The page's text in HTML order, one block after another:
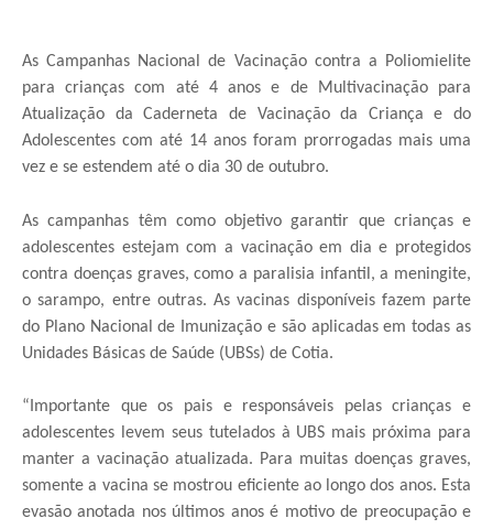
As Campanhas Nacional de Vacinação contra a Poliomielite
para crianças com até 4 anos e de Multivacinação para
Atualização da Caderneta de Vacinação da Criança e do
Adolescentes com até 14 anos foram prorrogadas mais uma
vez e se estendem até o dia 30 de outubro.
As campanhas têm como objetivo garantir que crianças e
adolescentes estejam com a vacinação em dia e protegidos
contra doenças graves, como a paralisia infantil, a meningite,
o sarampo, entre outras. As vacinas disponíveis fazem parte
do Plano Nacional de Imunização e são aplicadas em todas as
Unidades Básicas de Saúde (UBSs) de Cotia.
“Importante que os pais e responsáveis pelas crianças e
adolescentes levem seus tutelados à UBS mais próxima para
manter a vacinação atualizada. Para muitas doenças graves,
somente a vacina se mostrou eficiente ao longo dos anos. Esta
evasão anotada nos últimos anos é motivo de preocupação e